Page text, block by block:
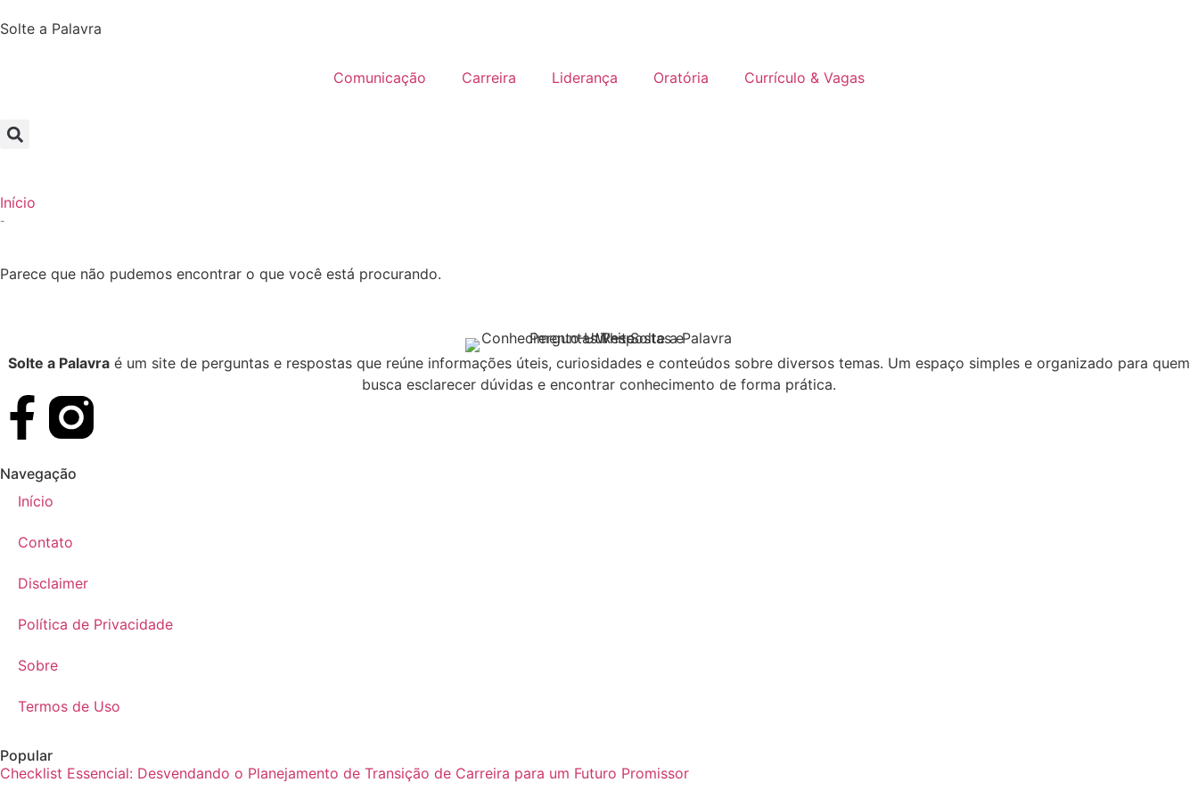
Solte a Palavra
Comunicação Carreira Liderança Oratória Currículo & Vagas
Início
-
Parece que não pudemos encontrar o que você está procurando.
Solte a Palavra é um site de perguntas e respostas que reúne informações úteis, curiosidades e conteúdos sobre diversos temas. Um espaço simples e organizado para quem
busca esclarecer dúvidas e encontrar conhecimento de forma prática.
Navegação
Início
Contato
Disclaimer
Política de Privacidade
Sobre
Termos de Uso
Popular
Checklist Essencial: Desvendando o Planejamento de Transição de Carreira para um Futuro Promissor